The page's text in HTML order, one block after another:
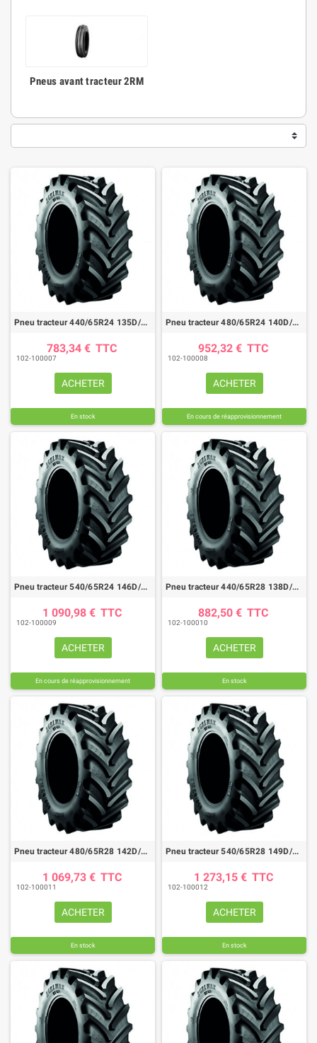
Pneus avant tracteur 2RM
Pneu tracteur 440/65R24 135D/138A8 AGRIMAX RT657
783,34 € TTC
102-100007
ACHETER
En stock
Pneu tracteur 480/65R24 140D/143A8 AGRIMAX RT657
952,32 € TTC
102-100008
ACHETER
En cours de réapprovisionnement
Pneu tracteur 540/65R24 146D/149A8 AGRIMAX RT657
1 090,98 € TTC
102-100009
ACHETER
En cours de réapprovisionnement
Pneu tracteur 440/65R28 138D/141A8 AGRIMAX RT657
882,50 € TTC
102-100010
ACHETER
En stock
Pneu tracteur 480/65R28 142D/145A8 AGRIMAX RT657
1 069,73 € TTC
102-100011
ACHETER
En stock
Pneu tracteur 540/65R28 149D/152A8AGRIMAX RT657
1 273,15 € TTC
102-100012
ACHETER
En stock